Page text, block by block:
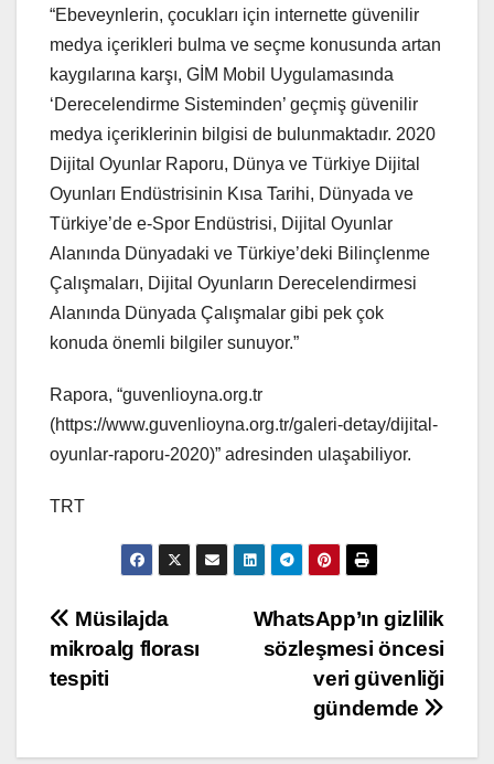
“Ebeveynlerin, çocukları için internette güvenilir
medya içerikleri bulma ve seçme konusunda artan
kaygılarına karşı, GİM Mobil Uygulamasında
‘Derecelendirme Sisteminden’ geçmiş güvenilir
medya içeriklerinin bilgisi de bulunmaktadır. 2020
Dijital Oyunlar Raporu, Dünya ve Türkiye Dijital
Oyunları Endüstrisinin Kısa Tarihi, Dünyada ve
Türkiye’de e-Spor Endüstrisi, Dijital Oyunlar
Alanında Dünyadaki ve Türkiye’deki Bilinçlenme
Çalışmaları, Dijital Oyunların Derecelendirmesi
Alanında Dünyada Çalışmalar gibi pek çok
konuda önemli bilgiler sunuyor.”
Rapora, “guvenlioyna.org.tr
(https://www.guvenlioyna.org.tr/galeri-detay/dijital-
oyunlar-raporu-2020)” adresinden ulaşabiliyor.
TRT
Yazı
gezinmesi
WhatsApp’ın gizlilik
sözleşmesi öncesi
veri güvenliği
gündemde
Müsilajda
mikroalg florası
tespiti